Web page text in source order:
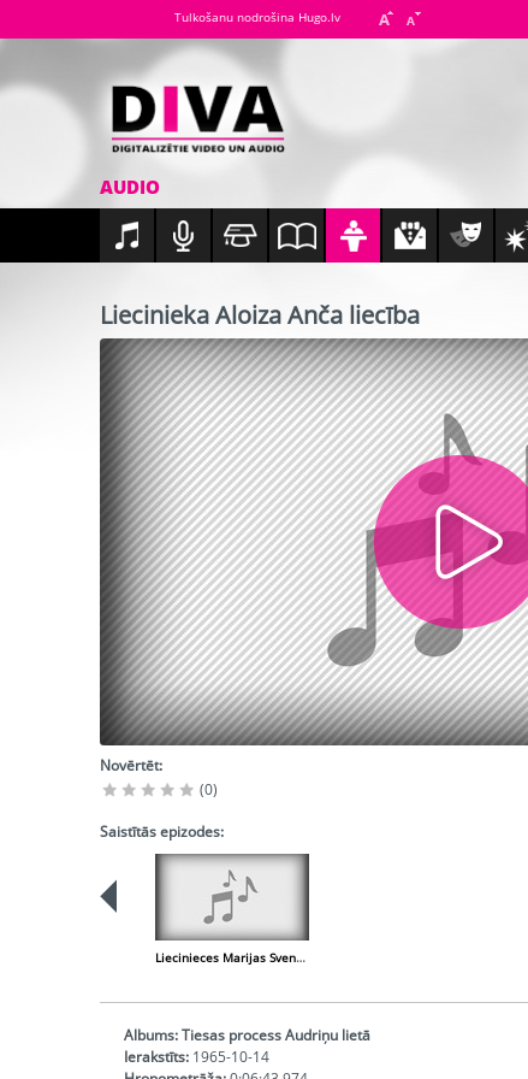
Tulkošanu nodrošina Hugo.lv
AUDIO
Liecinieka Aloiza Anča liecība
Novērtēt:
(0)
Saistītās epizodes:
Liecinieces Marijas Svencickas liecība
Albums:Tiesas process Audriņu lietā
Ierakstīts: 1965-10-14